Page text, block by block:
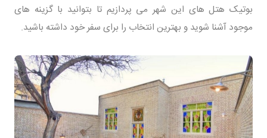
بوتیک هتل های این شهر می پردازیم تا بتوانید با گزینه های
موجود آشنا شوید و بهترین انتخاب را برای سفر خود داشته باشید.